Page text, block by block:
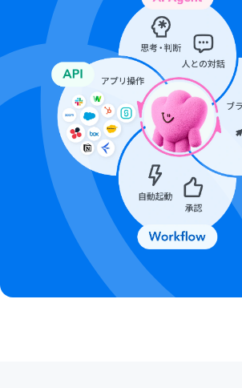
注意事項
Dropbox、Google スプレッドシート
を連携してください。
Google スプレッドシートのチャート
は事前に行う必要があります。
「OCRまたは音声を文字起こしする
返す」の各オペレーションはチーム
ンでのみご利用いただける機能となっ
プラン・ミニプランの場合は設定し
のオペレーションはエラーとなりま
い。
チームプランやサクセスプランなどの
間の無料トライアルを行うことが可
ル中には制限対象のアプリやAI機能
使用することができます。
ダウンロード可能なファイル容量は
す。アプリの仕様によっては300MB
あるので、ご注意ください。